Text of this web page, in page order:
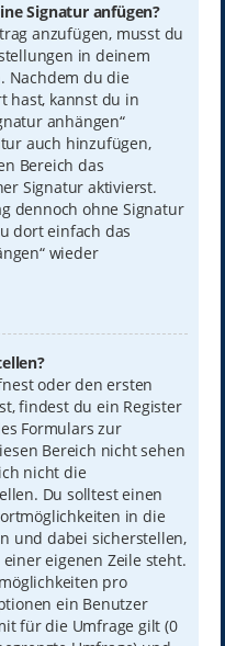
Signatur anfügen?
anzufügen, musst du
in deinem
Nachdem du die
hast, kannst du in
anhängen“
auch hinzufügen,
Bereich das
Signatur aktivierst.
dennoch ohne Signatur
dort einfach das
wieder
oder den ersten
findest du ein Register
Formulars zur
Bereich nicht sehen
nicht die
Du solltest einen
in die
und dabei sicherstellen,
eigenen Zeile steht.
pro
ein Benutzer
für die Umfrage gilt (0